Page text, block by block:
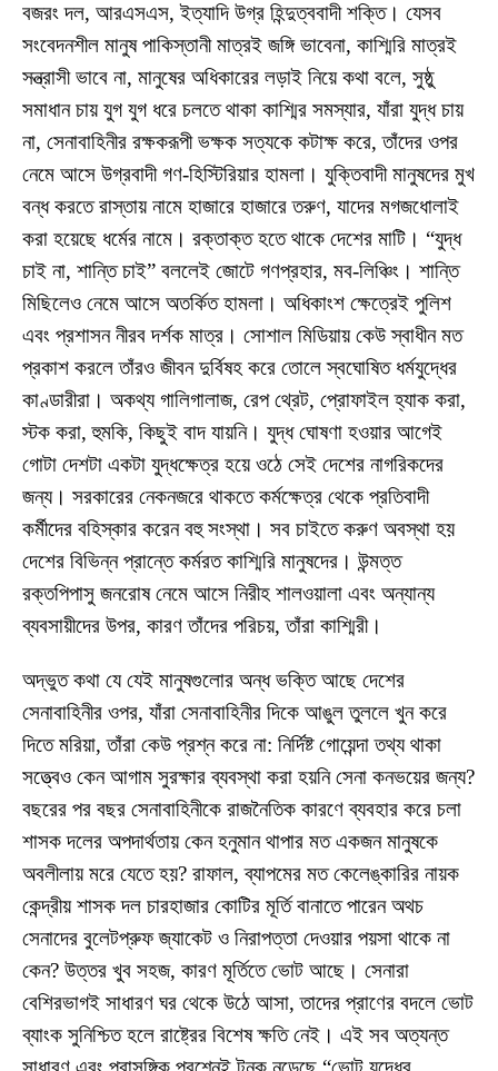
বজরং দল, আরএসএস, ইত্যাদি উগ্র হিন্দুত্ববাদী শক্তি। যেসব
সংবেদনশীল মানুষ পাকিস্তানী মাত্রই জঙ্গি ভাবেনা, কাশ্মিরি মাত্রই
সন্ত্রাসী ভাবে না, মানুষের অধিকারের লড়াই নিয়ে কথা বলে, সুষ্ঠু
সমাধান চায় যুগ যুগ ধরে চলতে থাকা কাশ্মির সমস্যার, যাঁরা যুদ্ধ চায়
না, সেনাবাহিনীর রক্ষকরূপী ভক্ষক সত্যকে কটাক্ষ করে, তাঁদের ওপর
নেমে আসে উগ্রবাদী গণ-হিস্টিরিয়ার হামলা। যুক্তিবাদী মানুষদের মুখ
বন্ধ করতে রাস্তায় নামে হাজারে হাজারে তরুণ, যাদের মগজধোলাই
করা হয়েছে ধর্মের নামে। রক্তাক্ত হতে থাকে দেশের মাটি। “যুদ্ধ
চাই না, শান্তি চাই” বললেই জোটে গণপ্রহার, মব-লিঞ্চিং। শান্তি
মিছিলেও নেমে আসে অতর্কিত হামলা। অধিকাংশ ক্ষেত্রেই পুলিশ
এবং প্রশাসন নীরব দর্শক মাত্র। সোশাল মিডিয়ায় কেউ স্বাধীন মত
প্রকাশ করলে তাঁরও জীবন দুর্বিষহ করে তোলে স্বঘোষিত ধর্মযুদ্ধের
কাণ্ডারীরা। অকথ্য গালিগালাজ, রেপ থ্রেট, প্রোফাইল হ্যাক করা,
স্টক করা, হুমকি, কিছুই বাদ যায়নি। যুদ্ধ ঘোষণা হওয়ার আগেই
গোটা দেশটা একটা যুদ্ধক্ষেত্র হয়ে ওঠে সেই দেশের নাগরিকদের
জন্য। সরকারের নেকনজরে থাকতে কর্মক্ষেত্র থেকে প্রতিবাদী
কর্মীদের বহিস্কার করেন বহু সংস্থা। সব চাইতে করুণ অবস্থা হয়
দেশের বিভিন্ন প্রান্তে কর্মরত কাশ্মিরি মানুষদের। উন্মত্ত
রক্তপিপাসু জনরোষ নেমে আসে নিরীহ শালওয়ালা এবং অন্যান্য
ব্যবসায়ীদের উপর, কারণ তাঁদের পরিচয়, তাঁরা কাশ্মিরী।
অদ্ভুত কথা যে যেই মানুষগুলোর অন্ধ ভক্তি আছে দেশের
সেনাবাহিনীর ওপর, যাঁরা সেনাবাহিনীর দিকে আঙুল তুললে খুন করে
দিতে মরিয়া, তাঁরা কেউ প্রশ্ন করে না: নির্দিষ্ট গোয়েন্দা তথ্য থাকা
সত্ত্বেও কেন আগাম সুরক্ষার ব্যবস্থা করা হয়নি সেনা কনভয়ের জন্য?
বছরের পর বছর সেনাবাহিনীকে রাজনৈতিক কারণে ব্যবহার করে চলা
শাসক দলের অপদার্থতায় কেন হনুমান থাপার মত একজন মানুষকে
অবলীলায় মরে যেতে হয়? রাফাল, ব্যাপমের মত কেলেঙ্কারির নায়ক
কেন্দ্রীয় শাসক দল চারহাজার কোটির মূর্তি বানাতে পারেন অথচ
সেনাদের বুলেটপ্রুফ জ্যাকেট ও নিরাপত্তা দেওয়ার পয়সা থাকে না
কেন? উত্তর খুব সহজ, কারণ মূর্তিতে ভোট আছে। সেনারা
বেশিরভাগই সাধারণ ঘর থেকে উঠে আসা, তাদের প্রাণের বদলে ভোট
ব্যাংক সুনিশ্চিত হলে রাষ্ট্রের বিশেষ ক্ষতি নেই। এই সব অত্যন্ত